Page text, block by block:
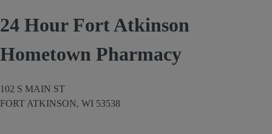
24 Hour Fort Atkinson
Hometown Pharmacy
102 S MAIN ST
FORT ATKINSON, WI 53538